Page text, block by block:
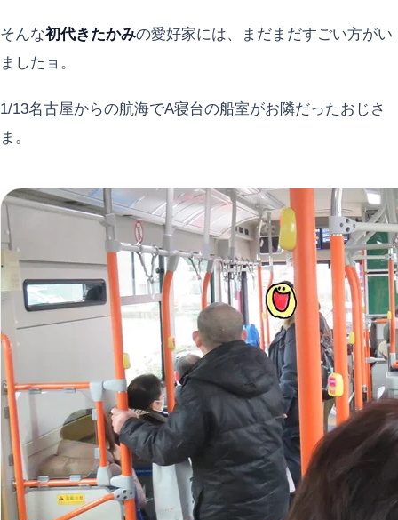
そんな初代きたかみの愛好家には、まだまだすごい方がい
ましたョ。
1/13名古屋からの航海でA寝台の船室がお隣だったおじさ
ま。